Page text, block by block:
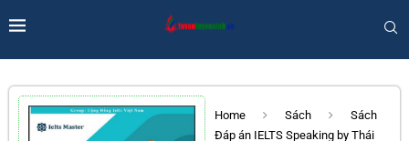
Home Sách
Sách
Đáp án IELTS Speaking by Thái